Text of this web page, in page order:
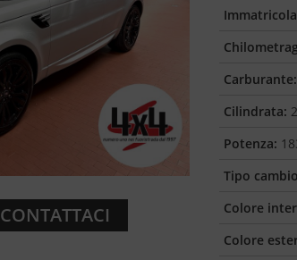
CONTATTACI
Carburante:
Cilindrata:
Potenza:
Tipo
Colore
Colore